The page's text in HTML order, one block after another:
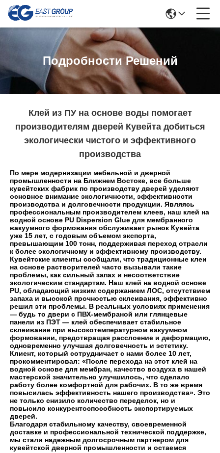
Подробности Решений
Клей из ПУ на основе воды помогает
производителям дверей Кувейта добиться
экологически чистого и эффективного
производства
По мере модернизации мебельной и дверной
промышленности на Ближнем Востоке, все больше
кувейтских фабрик по производству дверей уделяют
основное внимание экологичности, эффективности
производства и долговечности продукции. Являясь
профессиональным производителем клеев, наш клей на
водной основе PU Dispersion Glue для мембранного
вакуумного формования обслуживает рынок Кувейта
уже 15 лет, с годовым объемом экспорта,
превышающим 100 тонн, поддерживая переход отрасли
к более экологичному и эффективному производству.
Кувейтские клиенты сообщали, что традиционные клеи
на основе растворителей часто вызывали такие
проблемы, как сильный запах и несоответствие
экологическим стандартам. Наш клей на водной основе
PU, обладающий низким содержанием ЛОС, отсутствием
запаха и высокой прочностью склеивания, эффективно
решил эти проблемы. В реальных условиях применения
— будь то двери с ПВХ-мембраной или глянцевые
панели из ПЭТ — клей обеспечивает стабильное
склеивание при высокотемпературном вакуумном
формовании, предотвращая расслоение и деформацию,
одновременно улучшая долговечность и эстетику.
Клиент, который сотрудничает с нами более 10 лет,
прокомментировал: «После перехода на этот клей на
водной основе для мембран, качество воздуха в нашей
мастерской значительно улучшилось, что сделало
работу более комфортной для рабочих. В то же время
повысилась эффективность нашего производства». Это
не только снизило количество переделок, но и
повысило конкурентоспособность экспортируемых
дверей.
Благодаря стабильному качеству, своевременной
доставке и профессиональной технической поддержке,
мы стали надежным долгосрочным партнером для
кувейтской дверной промышленности и остаемся